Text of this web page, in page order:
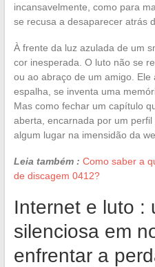
incansavelmente, como para
se recusa a desaparecer atrás
À frente da luz azulada de um
cor inesperada. O luto não se
ou ao abraço de um amigo.
espalha, se inventa uma
Mas como fechar um capítulo
aberta, encarnada por um
algum lugar na imensidão da
Leia também : Como saber a
de discagem 0412?
Internet e luto :
silenciosa em
enfrentar a